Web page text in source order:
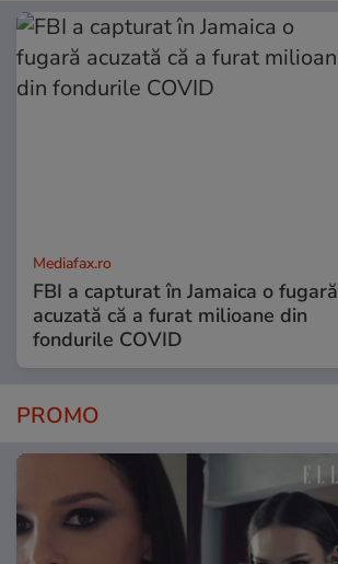
Mediafax.ro
FBI a capturat în Jamaica o fugară
acuzată că a furat milioane din
fondurile COVID
PROMO